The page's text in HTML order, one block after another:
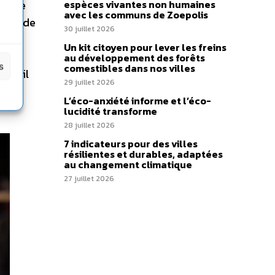
de
de
espèces vivantes non humaines
avec les communs de Zoepolis
30 juillet 2026
Un kit citoyen pour lever les freins
au développement des forêts
comestibles dans nos villes
29 juillet 2026
L’éco-anxiété informe et l’éco-
lucidité transforme
28 juillet 2026
7 indicateurs pour des villes
résilientes et durables, adaptées
au changement climatique
27 juillet 2026